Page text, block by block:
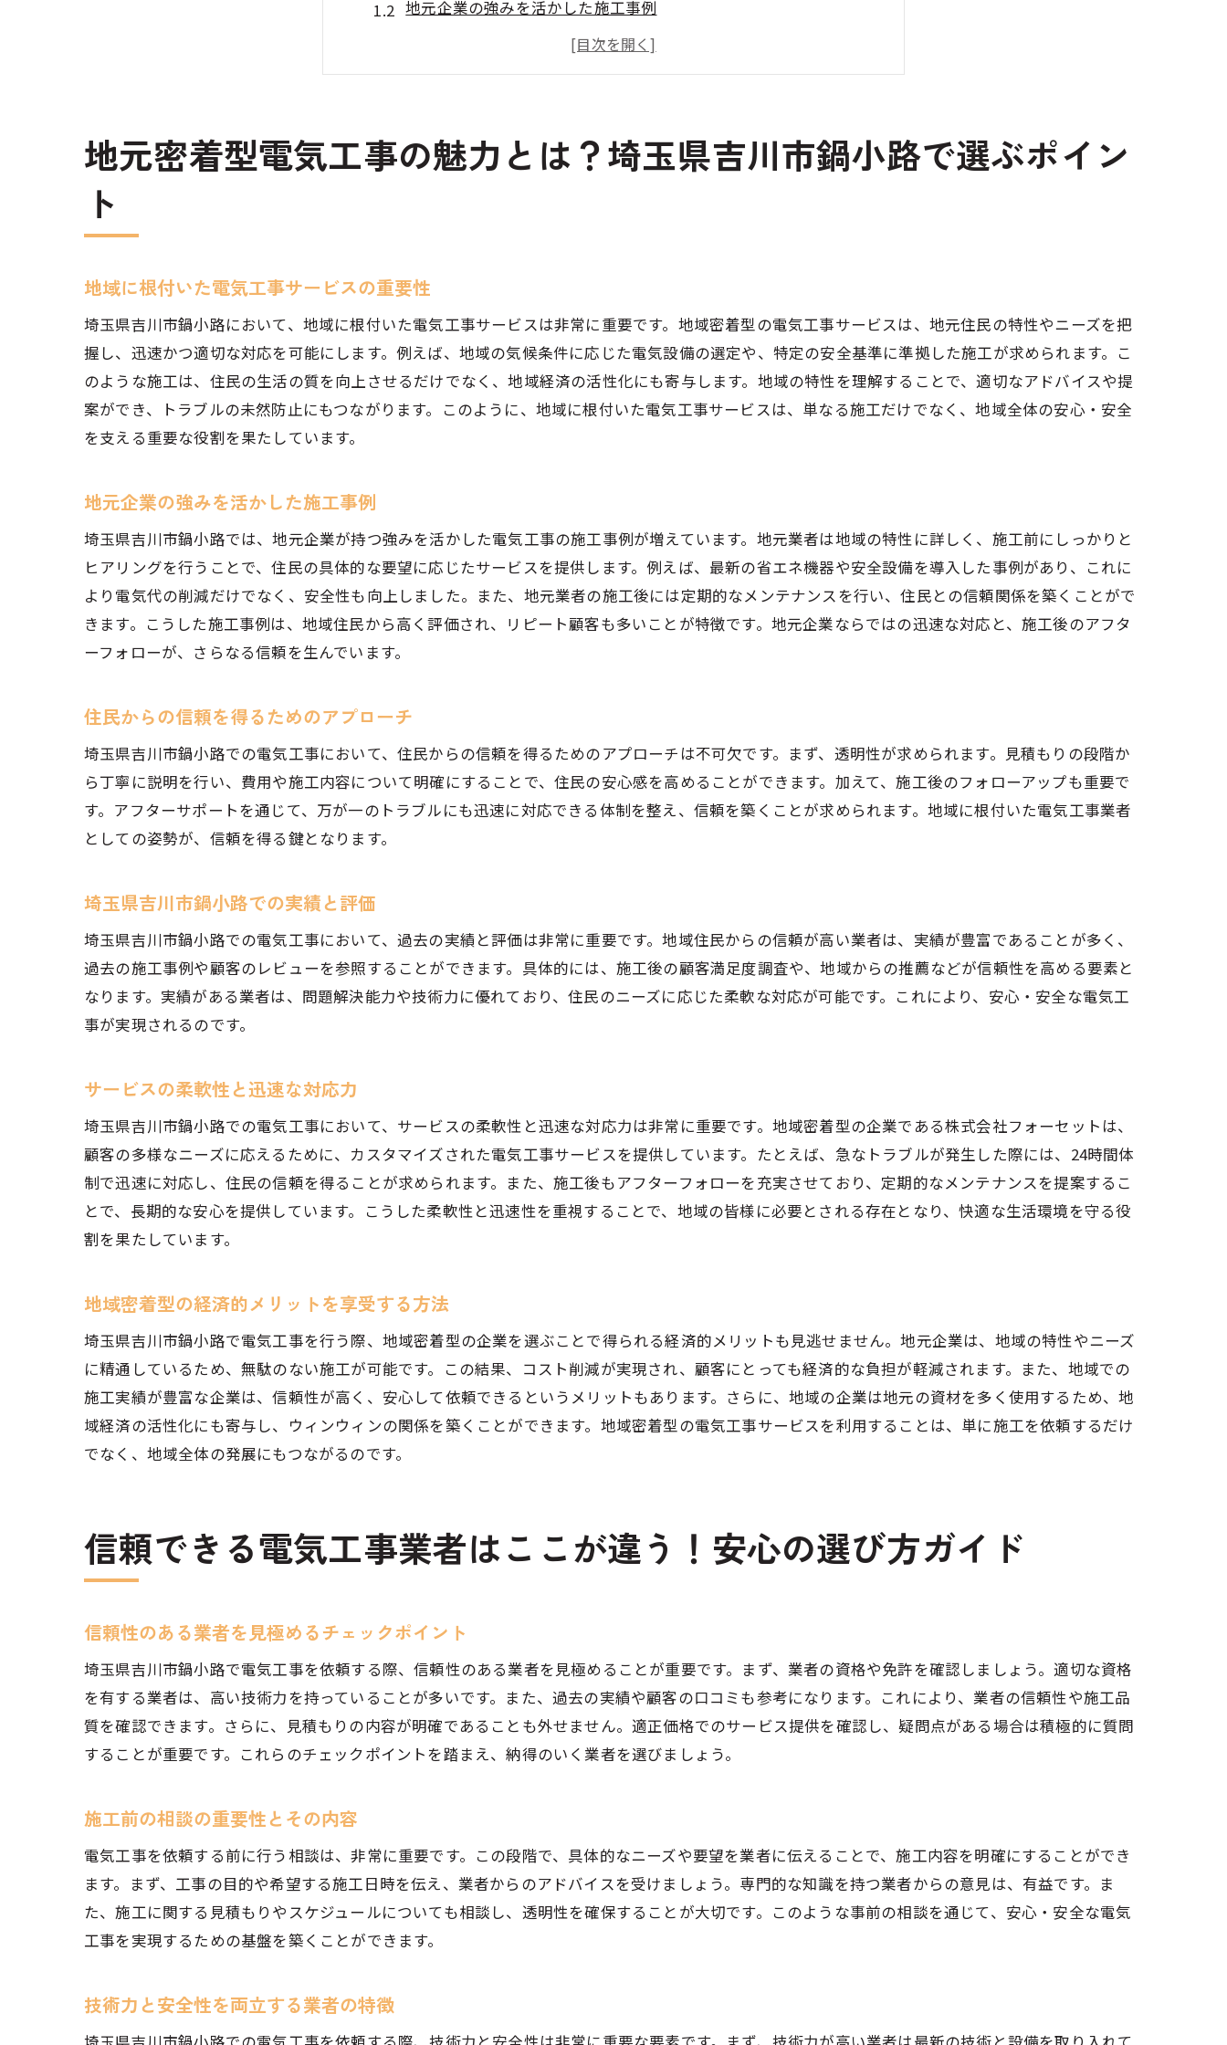
地元企業の強みを活かした施工事例
住民からの信頼を得るためのアプローチ
埼玉県吉川市鍋小路での実績と評価
地域密着型の経済的メリットを享受する方法
信頼できる電気工事業者はここが違う！安心の選び方ガイド
口コミと実績から見る業者の選び方
施工中の透明性を確保する手法
信頼できる業者と長期的な関係を築くには
電気工事の依頼時に知っておきたい安全性と透明性の重要性
安全基準を満たす施工の必須条件
施工前後の情報共有の重要性
住民に安心を提供するための透明性の確保
施工後のメンテナンスが大切！電気工事の長期的な安心を確保する方法
メンテナンス契約の内容とその利点
トラブルを未然に防ぐためのメンテナンスガイド
施工後の安全確認プロセス
長期的な安心を確保するためのフォローアップ
地元住民に愛されるための電気工事業者の取り組みとその効果
住民からのフィードバックを活かす方法
信頼関係を築くためのコミュニケーション
地域イベントへの参加とその影響
見積もり内容のチェックポイント
施工スケジュールの確認と管理方法
事前打ち合わせで確認すべき事項
契約内容の詳細な確認とその重要性
信頼できる業者選びのための基本項目
業者の実績と評価を確認する方法
地元での評判と口コミの活用法
施工後のサポート体制の確認ポイント
信頼性の高いサービスを見極める基準
安心できる施工を実現するためのステップ
施工の質を確保するためのポイント
安心できるアフターサポートの重要性
信頼できるサービスを選ぶためのガイドライン
地元密着型電気工事の魅力とは？埼玉県吉川市鍋小路で選ぶポイン
ト
地域に根付いた電気工事サービスの重要性
埼玉県吉川市鍋小路において、地域に根付いた電気工事サービスは非常に重要です。地域密着型の電気工事サービスは、地元住民の特性やニーズを把
握し、迅速かつ適切な対応を可能にします。例えば、地域の気候条件に応じた電気設備の選定や、特定の安全基準に準拠した施工が求められます。こ
のような施工は、住民の生活の質を向上させるだけでなく、地域経済の活性化にも寄与します。地域の特性を理解することで、適切なアドバイスや提
案ができ、トラブルの未然防止にもつながります。このように、地域に根付いた電気工事サービスは、単なる施工だけでなく、地域全体の安心・安全
を支える重要な役割を果たしています。
地元企業の強みを活かした施工事例
埼玉県吉川市鍋小路では、地元企業が持つ強みを活かした電気工事の施工事例が増えています。地元業者は地域の特性に詳しく、施工前にしっかりと
ヒアリングを行うことで、住民の具体的な要望に応じたサービスを提供します。例えば、最新の省エネ機器や安全設備を導入した事例があり、これに
より電気代の削減だけでなく、安全性も向上しました。また、地元業者の施工後には定期的なメンテナンスを行い、住民との信頼関係を築くことがで
きます。こうした施工事例は、地域住民から高く評価され、リピート顧客も多いことが特徴です。地元企業ならではの迅速な対応と、施工後のアフタ
ーフォローが、さらなる信頼を生んでいます。
住民からの信頼を得るためのアプローチ
埼玉県吉川市鍋小路での電気工事において、住民からの信頼を得るためのアプローチは不可欠です。まず、透明性が求められます。見積もりの段階か
ら丁寧に説明を行い、費用や施工内容について明確にすることで、住民の安心感を高めることができます。加えて、施工後のフォローアップも重要で
す。アフターサポートを通じて、万が一のトラブルにも迅速に対応できる体制を整え、信頼を築くことが求められます。地域に根付いた電気工事業者
としての姿勢が、信頼を得る鍵となります。
埼玉県吉川市鍋小路での実績と評価
埼玉県吉川市鍋小路での電気工事において、過去の実績と評価は非常に重要です。地域住民からの信頼が高い業者は、実績が豊富であることが多く、
過去の施工事例や顧客のレビューを参照することができます。具体的には、施工後の顧客満足度調査や、地域からの推薦などが信頼性を高める要素と
なります。実績がある業者は、問題解決能力や技術力に優れており、住民のニーズに応じた柔軟な対応が可能です。これにより、安心・安全な電気工
事が実現されるのです。
サービスの柔軟性と迅速な対応力
埼玉県吉川市鍋小路での電気工事において、サービスの柔軟性と迅速な対応力は非常に重要です。地域密着型の企業である株式会社フォーセットは、
顧客の多様なニーズに応えるために、カスタマイズされた電気工事サービスを提供しています。たとえば、急なトラブルが発生した際には、24時間体
制で迅速に対応し、住民の信頼を得ることが求められます。また、施工後もアフターフォローを充実させており、定期的なメンテナンスを提案するこ
とで、長期的な安心を提供しています。こうした柔軟性と迅速性を重視することで、地域の皆様に必要とされる存在となり、快適な生活環境を守る役
割を果たしています。
地域密着型の経済的メリットを享受する方法
埼玉県吉川市鍋小路で電気工事を行う際、地域密着型の企業を選ぶことで得られる経済的メリットも見逃せません。地元企業は、地域の特性やニーズ
に精通しているため、無駄のない施工が可能です。この結果、コスト削減が実現され、顧客にとっても経済的な負担が軽減されます。また、地域での
施工実績が豊富な企業は、信頼性が高く、安心して依頼できるというメリットもあります。さらに、地域の企業は地元の資材を多く使用するため、地
域経済の活性化にも寄与し、ウィンウィンの関係を築くことができます。地域密着型の電気工事サービスを利用することは、単に施工を依頼するだけ
でなく、地域全体の発展にもつながるのです。
信頼できる電気工事業者はここが違う！安心の選び方ガイド
信頼性のある業者を見極めるチェックポイント
埼玉県吉川市鍋小路で電気工事を依頼する際、信頼性のある業者を見極めることが重要です。まず、業者の資格や免許を確認しましょう。適切な資格
を有する業者は、高い技術力を持っていることが多いです。また、過去の実績や顧客の口コミも参考になります。これにより、業者の信頼性や施工品
質を確認できます。さらに、見積もりの内容が明確であることも外せません。適正価格でのサービス提供を確認し、疑問点がある場合は積極的に質問
することが重要です。これらのチェックポイントを踏まえ、納得のいく業者を選びましょう。
施工前の相談の重要性とその内容
電気工事を依頼する前に行う相談は、非常に重要です。この段階で、具体的なニーズや要望を業者に伝えることで、施工内容を明確にすることができ
ます。まず、工事の目的や希望する施工日時を伝え、業者からのアドバイスを受けましょう。専門的な知識を持つ業者からの意見は、有益です。ま
た、施工に関する見積もりやスケジュールについても相談し、透明性を確保することが大切です。このような事前の相談を通じて、安心・安全な電気
工事を実現するための基盤を築くことができます。
技術力と安全性を両立する業者の特徴